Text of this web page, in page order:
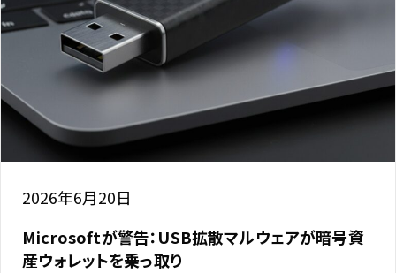
2026年6月20日
Microsoftが警告：USB拡散マルウェアが暗号資
産ウォレットを乗っ取り